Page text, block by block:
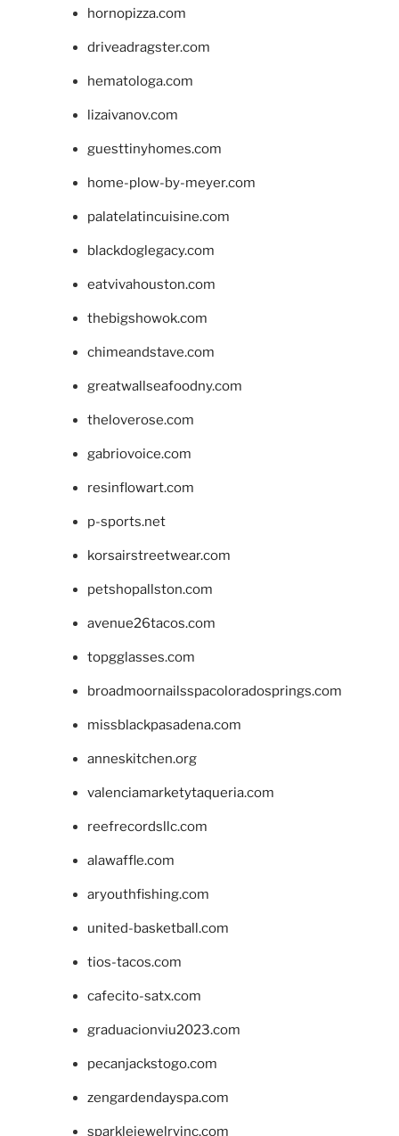
hornopizza.com
driveadragster.com
hematologa.com
lizaivanov.com
guesttinyhomes.com
home-plow-by-meyer.com
palatelatincuisine.com
blackdoglegacy.com
eatvivahouston.com
thebigshowok.com
chimeandstave.com
greatwallseafoodny.com
theloverose.com
gabriovoice.com
resinflowart.com
p-sports.net
korsairstreetwear.com
petshopallston.com
avenue26tacos.com
topgglasses.com
broadmoornailsspacoloradosprings.com
missblackpasadena.com
anneskitchen.org
valenciamarketytaqueria.com
reefrecordsllc.com
alawaffle.com
aryouthfishing.com
united-basketball.com
tios-tacos.com
cafecito-satx.com
graduacionviu2023.com
pecanjackstogo.com
zengardendayspa.com
sparklejewelryinc.com